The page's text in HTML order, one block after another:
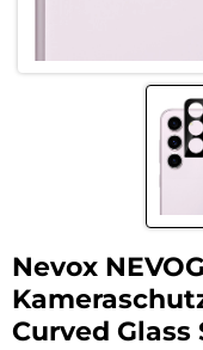
Nevox
Curved Glass